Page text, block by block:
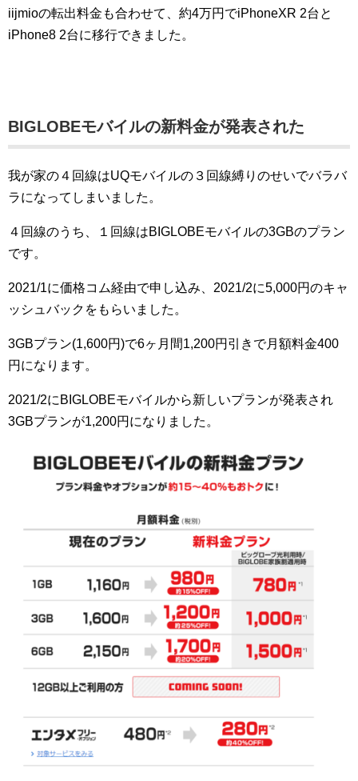
iijmioの転出料金も合わせて、約4万円でiPhoneXR 2台と
iPhone8 2台に移行できました。
BIGLOBEモバイルの新料金が発表された
我が家の４回線はUQモバイルの３回線縛りのせいでバラバ
ラになってしまいました。
４回線のうち、１回線はBIGLOBEモバイルの3GBのプラン
です。
2021/1に価格コム経由で申し込み、2021/2に5,000円のキャ
ッシュバックをもらいました。
3GBプラン(1,600円)で6ヶ月間1,200円引きで月額料金400
円になります。
2021/2にBIGLOBEモバイルから新しいプランが発表され
3GBプランが1,200円になりました。